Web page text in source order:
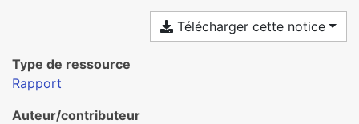
Télécharger cette notice
Type de ressource
Rapport
Auteur/contributeur